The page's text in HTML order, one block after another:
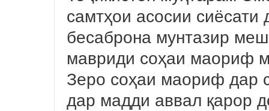
самтҳои асосии
бесаброна мунтазир
мавриди соҳаи маориф
Зеро соҳаи маориф дар
дар мадди аввал қарор